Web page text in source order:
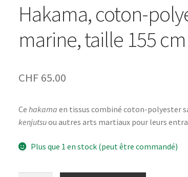
Hakama, coton-
marine, taille 155 cm
CHF65.00
Ce hakama en tissus combiné coton-polyester
kenjutsuou autres arts martiaux pour leurs
Plus que 1 en stock (peut être commandé)